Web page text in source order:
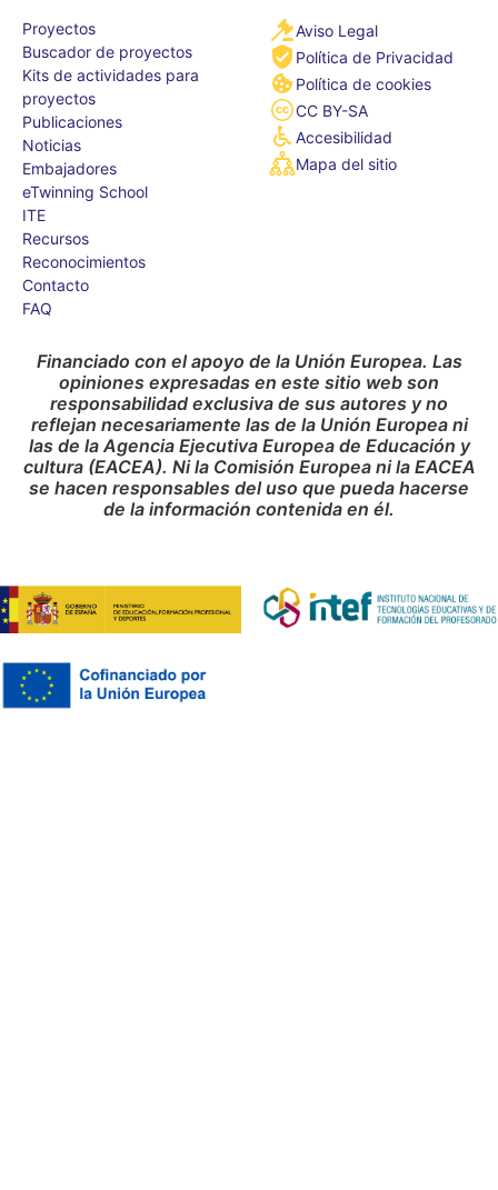
Proyectos
Buscador de proyectos
Kits de actividades para
proyectos
Publicaciones
Noticias
Embajadores
eTwinning School
ITE
Recursos
Reconocimientos
Contacto
FAQ
Aviso Legal
Política de Privacidad
Política de cookies
CC BY-SA
Accesibilidad
Mapa del sitio
Financiado con el apoyo de la Unión Europea. Las
opiniones expresadas en este sitio web son
responsabilidad exclusiva de sus autores y no
reflejan necesariamente las de la Unión Europea ni
las de la Agencia Ejecutiva Europea de Educación y
cultura (EACEA). Ni la Comisión Europea ni la EACEA
se hacen responsables del uso que pueda hacerse
de la información contenida en él.